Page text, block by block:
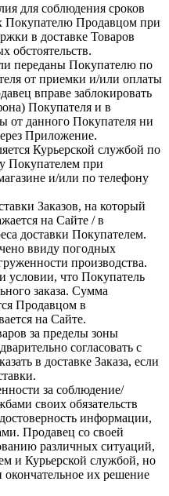
для соблюдения сроков
Покупателю Продавцом при
в доставке Товаров
обстоятельств.
переданы Покупателю по
от приемки и/или оплаты
вправе заблокировать
Покупателя и в
от данного Покупателя ни
Приложение.
Курьерской службой по
Покупателем при
и/или по телефону
Заказов, на который
на Сайте / в
доставки Покупателем.
ввиду погодных
производства.
условии, что Покупатель
заказа. Сумма
Продавцом в
на Сайте.
за пределы зоны
согласовать с
в доставке Заказа, если
за соблюдение/
своих обязательств
информации,
Продавец со своей
различных ситуаций,
и Курьерской службой, но
окончательное их решение